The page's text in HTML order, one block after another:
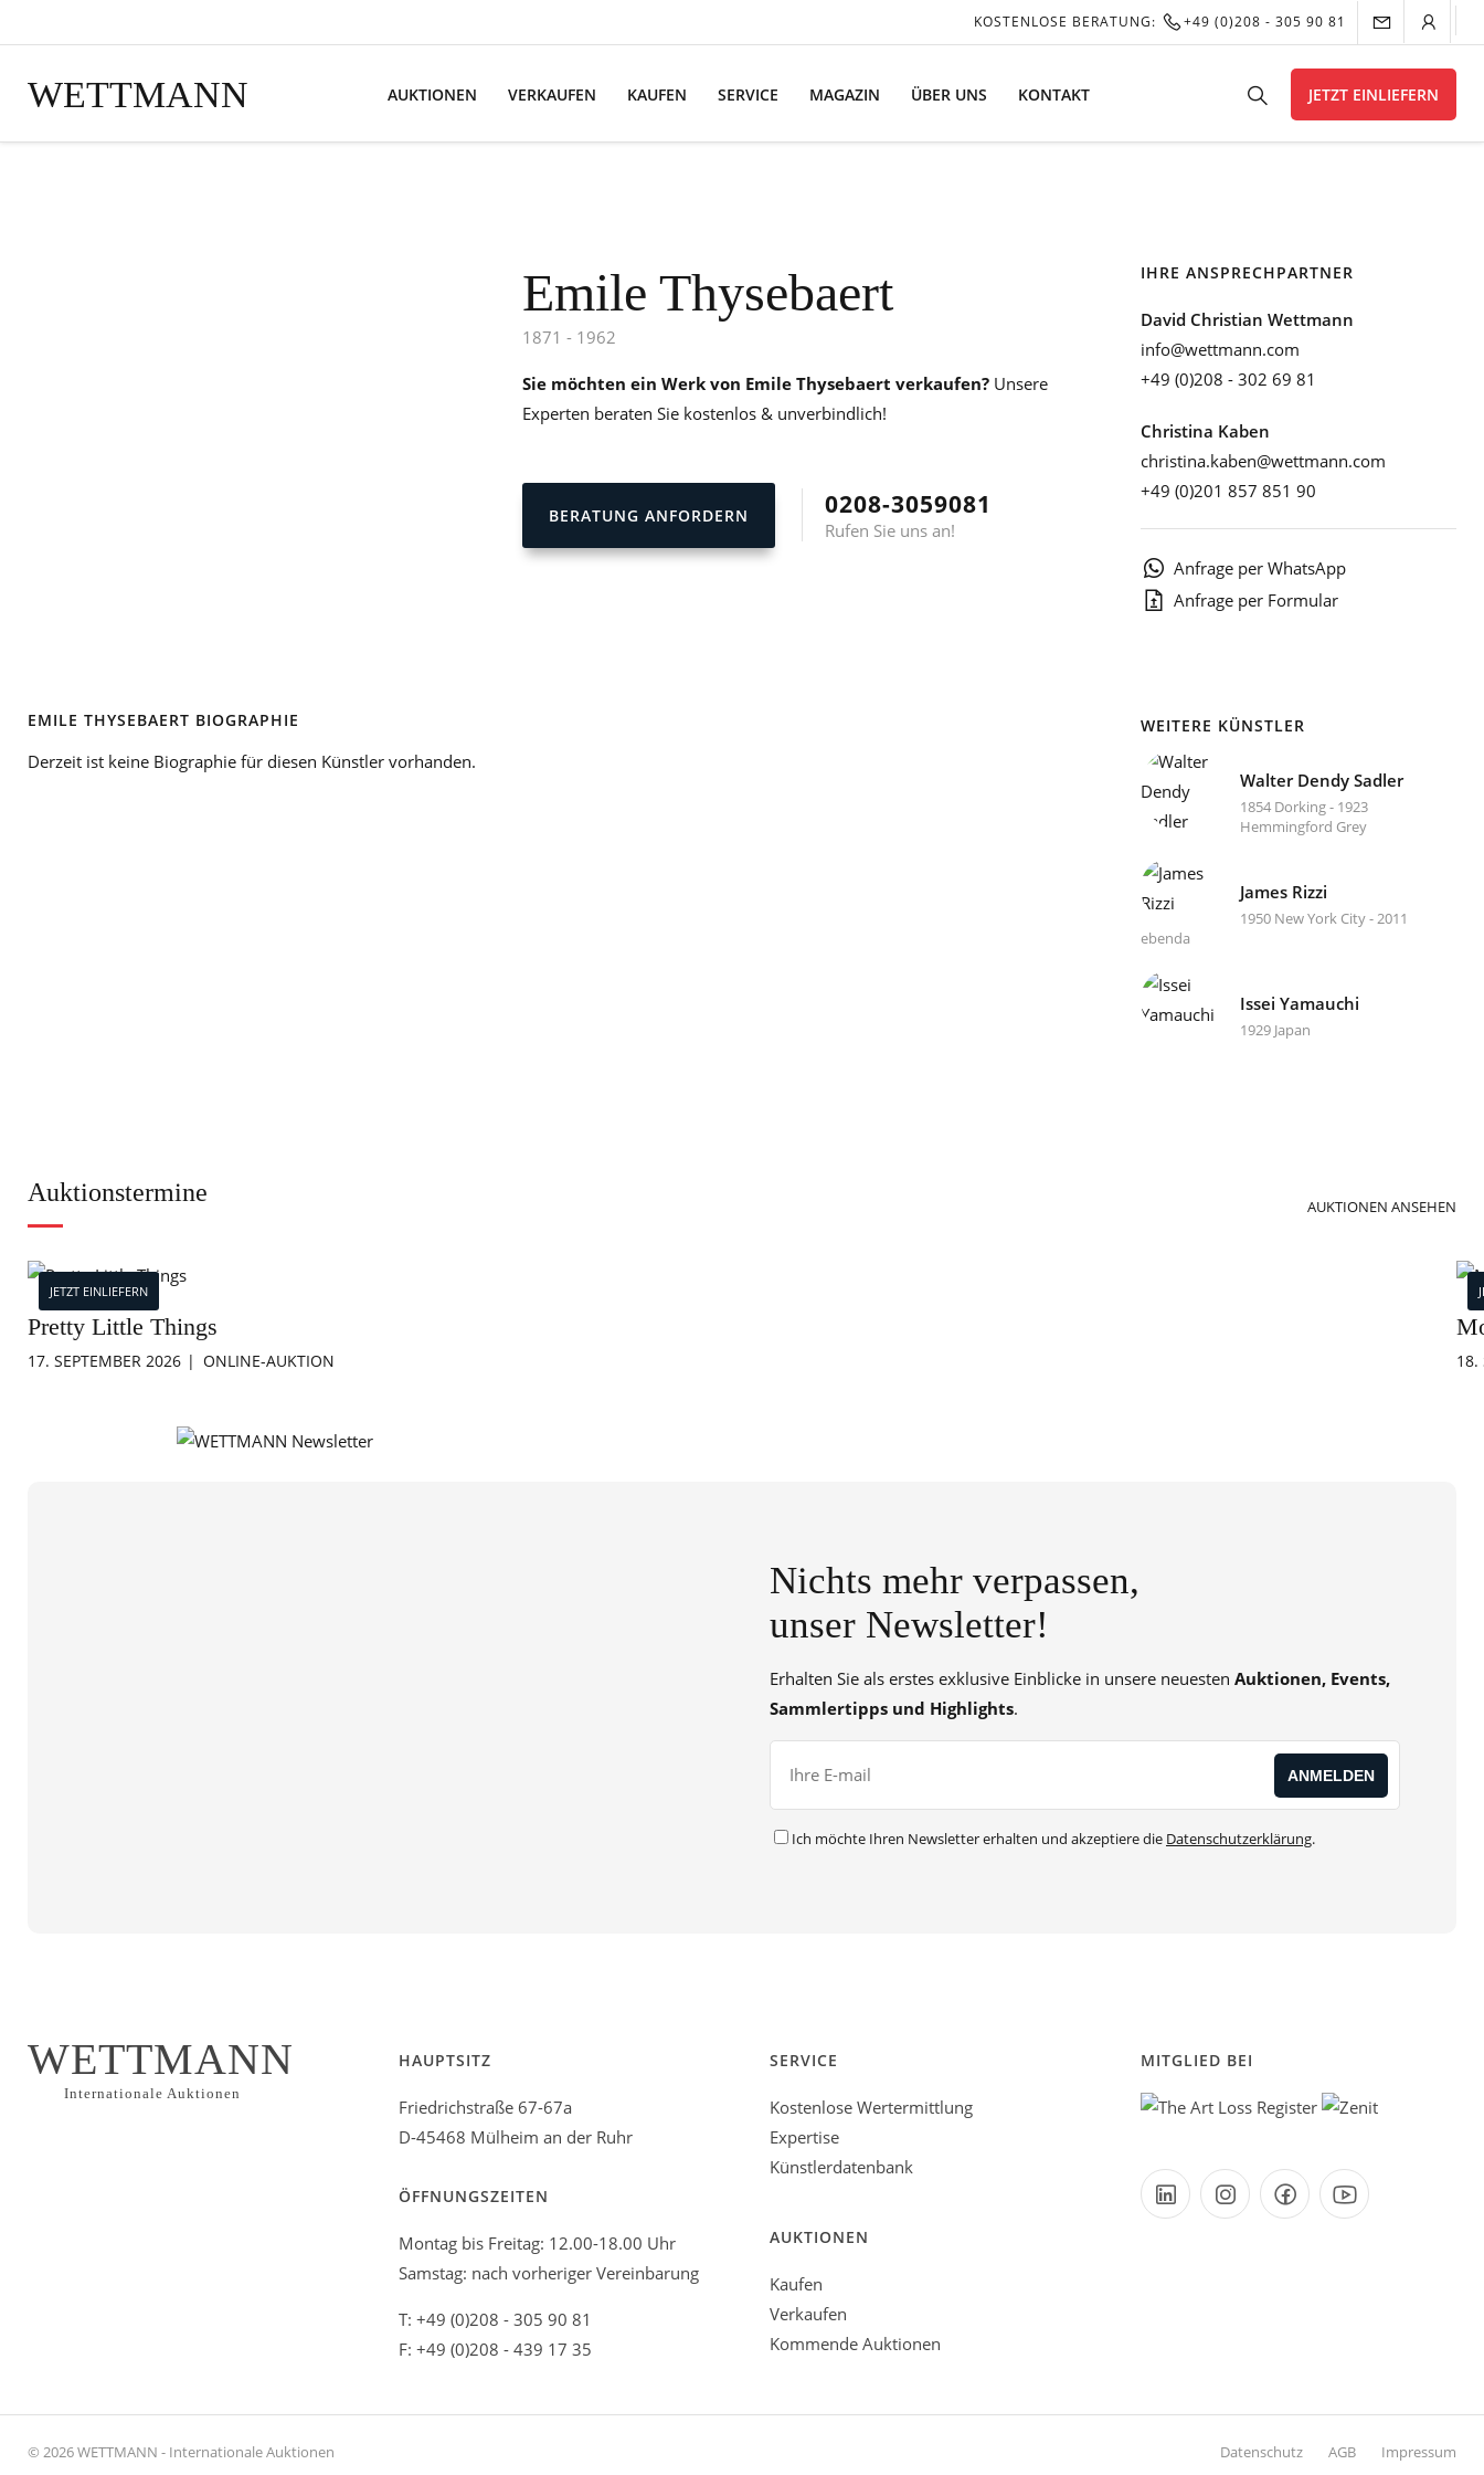
KOSTENLOSE BERATUNG: +49 (0)208 - 305 90 81
WETTMANN AUKTIONEN VERKAUFEN KAUFEN SERVICE MAGAZIN ÜBER UNS KONTAKT JETZT EINLIEFERN
Emile Thysebaert
1871 - 1962
Sie möchten ein Werk von Emile Thysebaert verkaufen?Unsere
Experten beraten Sie kostenlos & unverbindlich!
BERATUNG ANFORDERN 0208-3059081
Rufen Sie uns an!
IHRE ANSPRECHPARTNER
David Christian Wettmann
info@wettmann.com
+49 (0)208 - 302 69 81
Christina Kaben
christina.kaben@wettmann.com
+49 (0)201 857 851 90
Anfrage per WhatsApp
Anfrage per Formular
EMILE THYSEBAERT BIOGRAPHIE
Derzeit ist keine Biographie für diesen Künstler vorhanden.
WEITERE KÜNSTLER
Walter Dendy Sadler
1854 Dorking - 1923
Hemmingford Grey
James Rizzi
1950 New York City - 2011
ebenda
Issei Yamauchi
1929 Japan
Auktionstermine AUKTIONEN ANSEHEN
JETZT EINLIEFERN
Pretty Little Things
17. SEPTEMBER 2026 ONLINE-AUKTION 18.
Nichts mehr verpassen,
unser Newsletter!
Erhalten Sie als erstes exklusive Einblicke in unsere neuesten Auktionen, Events,
Sammlertipps und Highlights.
Ich möchte Ihren Newsletter erhalten und akzeptiere die Datenschutzerklärung.
WETTMANN
Internationale Auktionen
HAUPTSITZ
Friedrichstraße 67-67a
D-45468 Mülheim an der Ruhr
ÖFFNUNGSZEITEN
Montag bis Freitag: 12.00-18.00 Uhr
Samstag: nach vorheriger Vereinbarung
T: +49 (0)208 - 305 90 81
F: +49 (0)208 - 439 17 35
SERVICE
Kostenlose Wertermittlung
Expertise
Künstlerdatenbank
AUKTIONEN
Kaufen
Verkaufen
Kommende Auktionen
MITGLIED BEI
© 2026 WETTMANN - Internationale Auktionen Datenschutz AGB Impressum